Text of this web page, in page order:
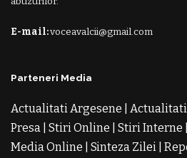
E-mail:voceavalcii@gmail.com
Parteneri Media
Actualitati Argesene Actualitati
Presa Stiri Online Stiri Interne
Media Online
Sinteza Zilei